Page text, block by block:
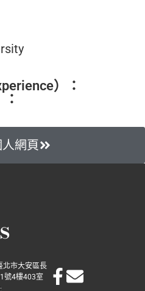
）：
網頁
北市大安區長
號4樓403室